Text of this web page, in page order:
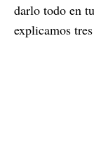
darlo todo en
explicamos